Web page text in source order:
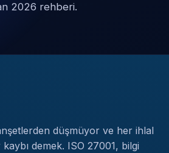
2026 rehberi.
düşmüyor ve her ihlal
demek. ISO 27001, bilgi